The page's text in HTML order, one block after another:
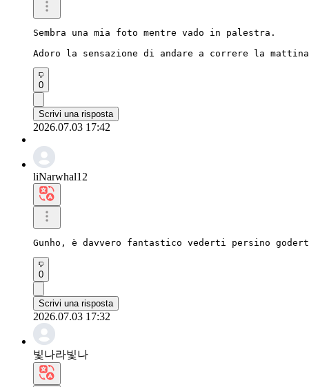
Sembra una mia foto mentre vado in palestra.
Adoro la sensazione di andare a correre la
0
Scrivi una risposta
2026.07.03 17:42
liNarwhal12
Gunho, è davvero fantastico vederti persino
0
Scrivi una risposta
2026.07.03 17:32
빛나라빛나